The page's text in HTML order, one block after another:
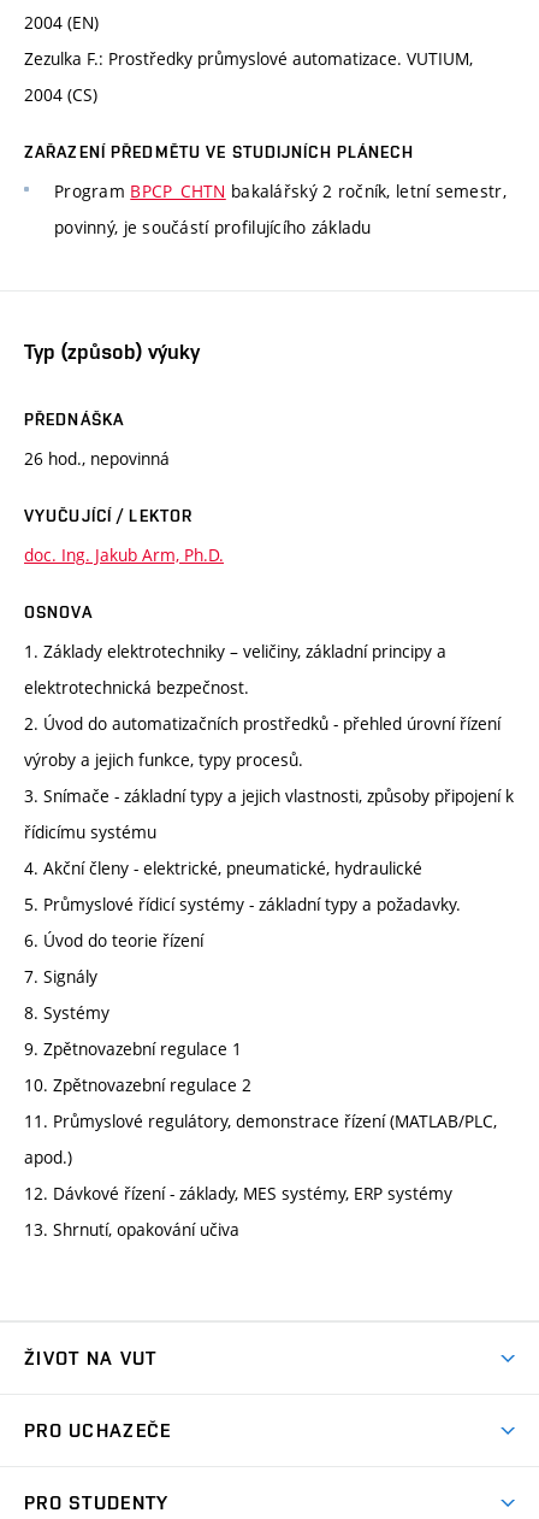
2004 (EN)
Zezulka F.: Prostředky průmyslové automatizace. VUTIUM,
2004 (CS)
ZAŘAZENÍ PŘEDMĚTU VE STUDIJNÍCH PLÁNECH
Program BPCP_CHTN bakalářský 2 ročník, letní semestr,
povinný, je součástí profilujícího základu
Typ (způsob) výuky
PŘEDNÁŠKA
26 hod., nepovinná
VYUČUJÍCÍ / LEKTOR
doc. Ing. Jakub Arm, Ph.D.
OSNOVA
1. Základy elektrotechniky – veličiny, základní principy a
elektrotechnická bezpečnost.
2. Úvod do automatizačních prostředků - přehled úrovní řízení
výroby a jejich funkce, typy procesů.
3. Snímače - základní typy a jejich vlastnosti, způsoby připojení k
řídicímu systému
4. Akční členy - elektrické, pneumatické, hydraulické
5. Průmyslové řídicí systémy - základní typy a požadavky.
6. Úvod do teorie řízení
7. Signály
8. Systémy
9. Zpětnovazební regulace 1
10. Zpětnovazební regulace 2
11. Průmyslové regulátory, demonstrace řízení (MATLAB/PLC,
apod.)
12. Dávkové řízení - základy, MES systémy, ERP systémy
13. Shrnutí, opakování učiva
ŽIVOT NA VUT
Koleje
PRO UCHAZEČE
PRO STUDENTY